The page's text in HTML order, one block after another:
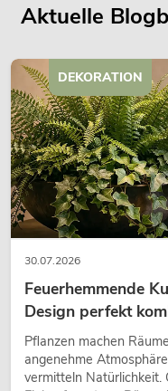
EUROLITE Set
3200K +Case Profi
Aktuelle
30.07.2026
Feuerhemmende
Design perfekt
Pflanzen machen
angenehme
vermitteln Natürlichkeit.
DEKORATION